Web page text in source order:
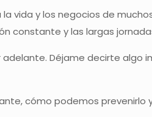
vida y los negocios de
constante y las largas
Déjame decirte algo
cómo podemos prevenirlo